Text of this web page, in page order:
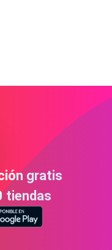
gratis
tiendas